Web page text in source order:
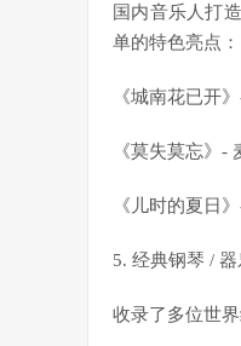
国内音乐人打
单的特色亮点：
《城南花已开
《莫失莫忘》
《儿时的夏日
5. 经典钢琴 /
收录了多位世